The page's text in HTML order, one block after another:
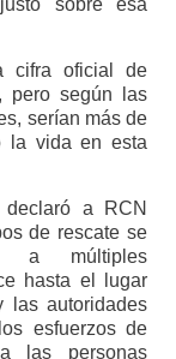
sobre esa
cifra oficial de
pero según las
serían más de
la vida en esta
a RCN
de rescate se
a múltiples
hasta el lugar
las autoridades
esfuerzos de
las personas